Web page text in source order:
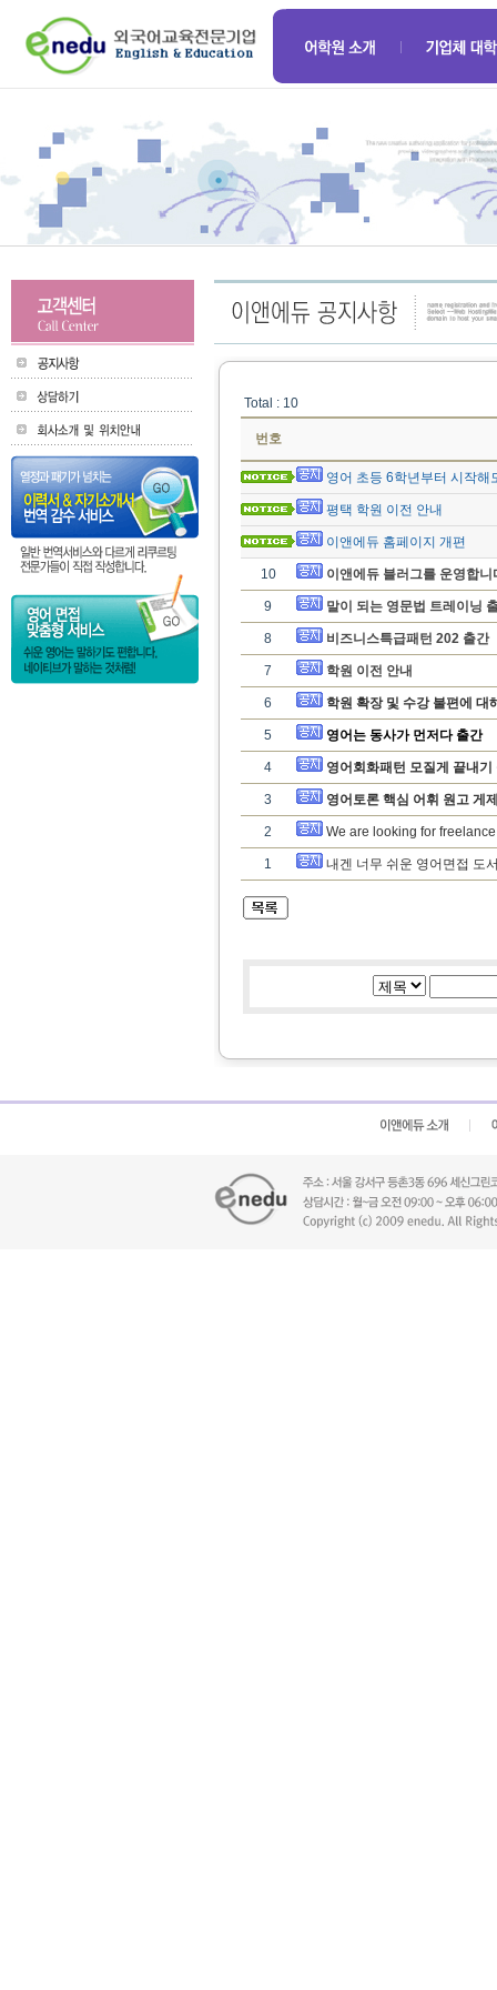
Total : 10
번호
영어 초등 6학년부터 시작해
평택 학원 이전 안내
이앤에듀 홈페이지 개편
10 이앤에듀 블러그를 운영합니
9 말이 되는 영문법 트레이닝
8 비즈니스특급패턴 202 출간
7 학원 이전 안내
6 학원 확장 및 수강 불편에 대
5 영어는 동사가 먼저다 출간
4 영어회화패턴 모질게 끝내기
3 영어토론 핵심 어휘 원고 게
2 We are looking for
1 내겐 너무 쉬운 영어면접 도